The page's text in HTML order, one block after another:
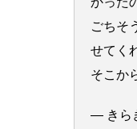
ごちそ
せてく
そこか
— きら